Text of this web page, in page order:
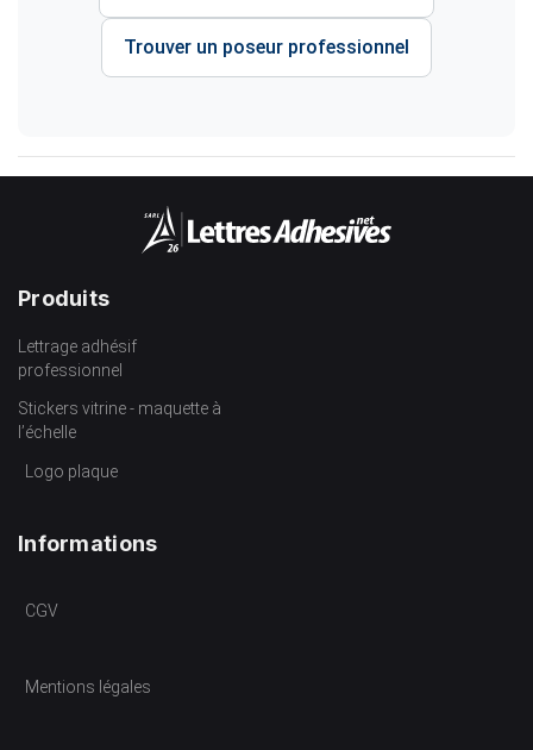
Trouver un poseur professionnel
Produits
Lettrage adhésif
professionnel
Stickers vitrine - maquette à
l’échelle
Logo plaque
Informations
CGV
Mentions légales